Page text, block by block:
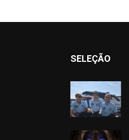
SELEÇÃO